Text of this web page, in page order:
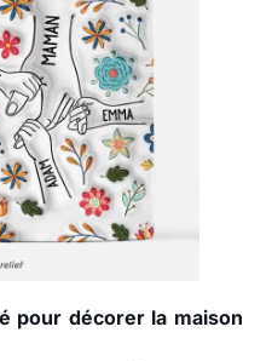
pour décorer la maison